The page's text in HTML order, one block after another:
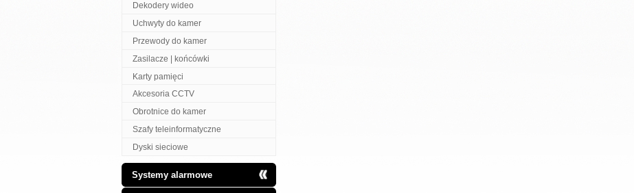
Dekodery wideo
Uchwyty do kamer
Przewody do kamer
Zasilacze | końcówki
Karty pamięci
Akcesoria CCTV
Obrotnice do kamer
Szafy teleinformatyczne
Dyski sieciowe
Systemy alarmowe